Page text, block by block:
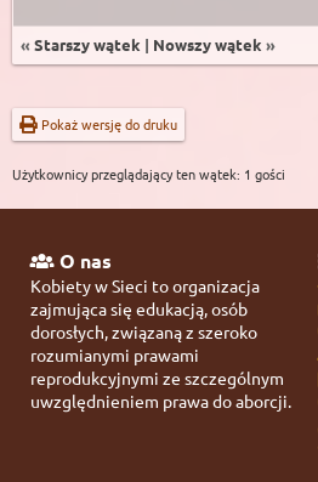
« Starszy wątek | Nowszy wątek »
Pokaż wersję do druku
Użytkownicy przeglądający ten wątek: 1 gości
O nas
Kobiety w Sieci to organizacja
zajmująca się edukacją, osób
dorosłych, związaną z szeroko
rozumianymi prawami
reprodukcyjnymi ze szczególnym
uwzględnieniem prawa do aborcji.